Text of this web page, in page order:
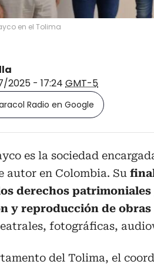
en el Tolima
2025 - 17:24 GMT-5
Radio en Google
es la sociedad
autor en Colombia. Su
derechos patrimoniales
y reproducción de
fotográficas,
del Tolima, el